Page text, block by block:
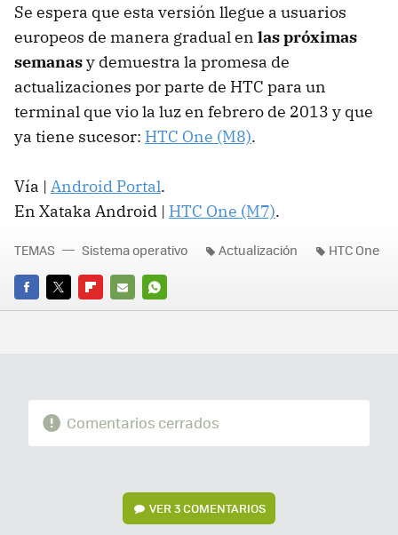
Se espera que esta versión llegue a usuarios
europeos de manera gradual en las próximas
semanasy demuestra la promesa de
actualizaciones por parte de HTC para un
terminal que vio la luz en febrero de 2013 y que
ya tiene sucesor: HTC One (M8).
Vía | Android Portal.
En Xataka Android | HTC One (M7).
FACEBOOK
TWITTERFLIPBOARD
E-
WHATSAPP
TEMAS Sistema operativo Actualización HTC One
Comentarios cerrados
VER3 COMENTARIOS